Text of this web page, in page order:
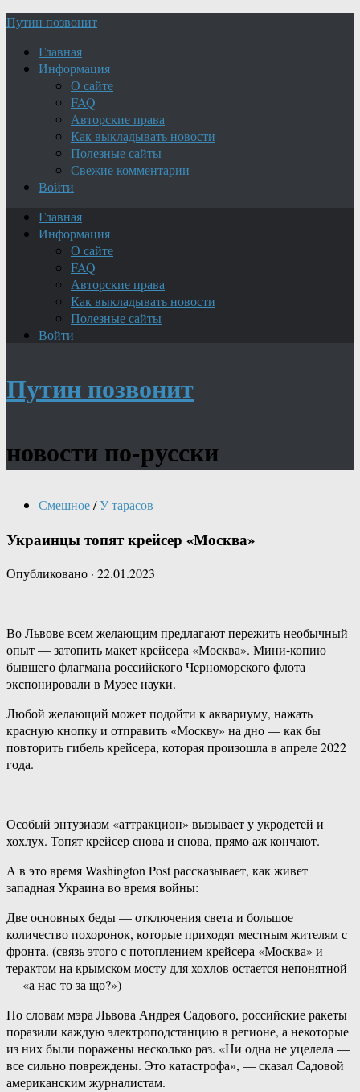
Путин позвонит
Главная
Информация
О сайте
FAQ
Авторские права
Как выкладывать новости
Полезные сайты
Свежие комментарии
Войти
Главная
Информация
О сайте
FAQ
Авторские права
Как выкладывать новости
Полезные сайты
Войти
Путин позвонит
новости по-русски
Смешное/У тарасов
Украинцы топят крейсер «Москва»
Опубликовано · 22.01.2023
Во Львове всем желающим предлагают пережить необычный
опыт — затопить макет крейсера «Москва». Мини-копию
бывшего флагмана российского Черноморского флота
экспонировали в Музее науки.
Любой желающий может подойти к аквариуму, нажать
красную кнопку и отправить «Москву» на дно — как бы
повторить гибель крейсера, которая произошла в апреле 2022
года.
Особый энтузиазм «аттракцион» вызывает у укродетей и
хохлух. Топят крейсер снова и снова, прямо аж кончают.
А в это время Washington Post рассказывает, как живет
западная Украина во время войны:
Две основных беды — отключения света и большое
количество похоронок, которые приходят местным жителям с
фронта. (связь этого с потоплением крейсера «Москва» и
терактом на крымском мосту для хохлов остается непонятной
— «а нас-то за що?»)
По словам мэра Львова Андрея Садового, российские ракеты
поразили каждую электроподстанцию ​​в регионе, а некоторые
из них были поражены несколько раз. «Ни одна не уцелела —
все сильно повреждены. Это катастрофа», — сказал Садовой
американским журналистам.